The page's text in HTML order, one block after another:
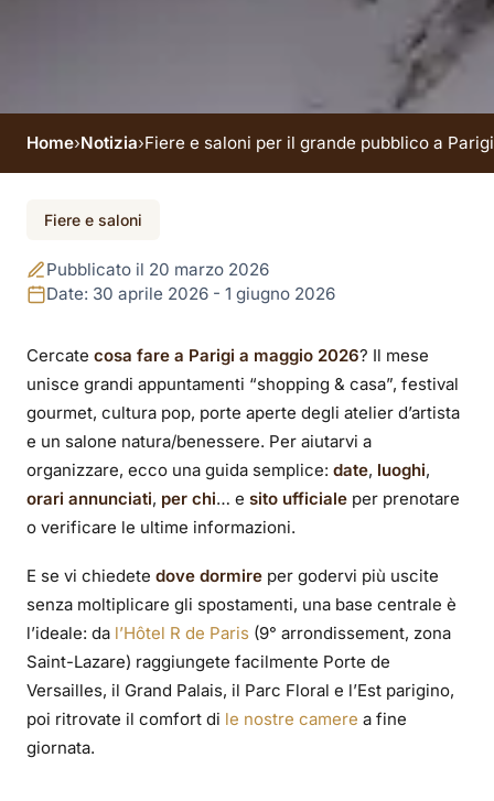
Fiere e saloni per il
grande pubblico a
Parigi a maggio
2026: guida (date,
orari, siti ufficiali)
Home›Notizia›Fiere e saloni per il grande pubblico a
Fiere e saloni
Pubblicato il 20 marzo 2026
Date: 30 aprile 2026 - 1 giugno 2026
Cercate cosa fare a Parigi a maggio 2026? Il mese
unisce grandi appuntamenti “shopping & casa”, festival
gourmet, cultura pop, porte aperte degli atelier d’artista
e un salone natura/benessere. Per aiutarvi a
organizzare, ecco una guida semplice: date, luoghi,
orari annunciati, per chi… e sito ufficiale per prenotare
o verificare le ultime informazioni.
E se vi chiedete dove dormire per godervi più uscite
senza moltiplicare gli spostamenti, una base centrale è
l’ideale: da l’Hôtel R de Paris (9° arrondissement, zona
Saint-Lazare) raggiungete facilmente Porte de
Versailles, il Grand Palais, il Parc Floral e l’Est parigino,
poi ritrovate il comfort di le nostre camere a fine
giornata.